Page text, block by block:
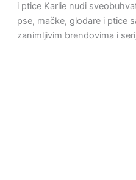
i ptice Karlie nudi
pse, mačke, glodare i ptice
zanimljivim brendovima i